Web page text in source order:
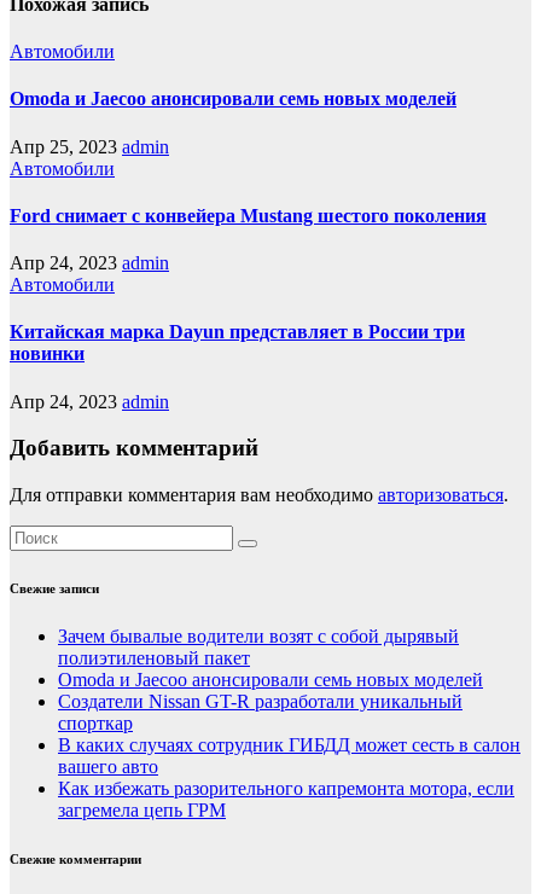
Автомобили
Оmoda и Jaecoo анонсировали семь новых моделей
Апр 25, 2023 admin
Автомобили
Ford снимает с конвейера Mustang шестого поколения
Апр 24, 2023 admin
Автомобили
Китайская марка Dayun представляет в России три
новинки
Апр 24, 2023 admin
Добавить комментарий
Для отправки комментария вам необходимо авторизоваться.
Свежие записи
Зачем бывалые водители возят с собой дырявый
полиэтиленовый пакет
Оmoda и Jaecoo анонсировали семь новых моделей
Создатели Nissan GT-R разработали уникальный
спорткар
В каких случаях сотрудник ГИБДД может сесть в салон
вашего авто
Как избежать разорительного капремонта мотора, если
загремела цепь ГРМ
Свежие комментарии